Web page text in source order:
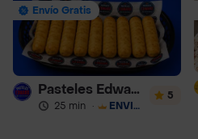
Envío Gratis
Pasteles Edward
25 min · ENVÍO GRATIS
5